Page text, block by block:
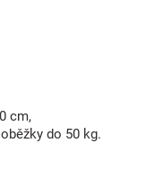
cm,
do 50 kg.